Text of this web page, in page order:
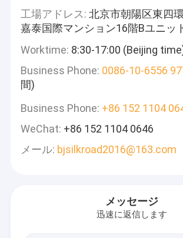
工場アドレス: 北京市朝陽区東四
嘉泰国際マンション16階Bユニッ
Worktime: 8:30-17:00 (Beijing
Business Phone: 0086-10-6556
間)
Business Phone: +86 152 1104
WeChat: +86 152 1104 0646
メール: bjsilkroad2016@163.com
メッセージ
迅速に返信します